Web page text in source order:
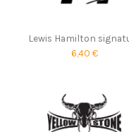
Lewis Hamilton
6,40 €